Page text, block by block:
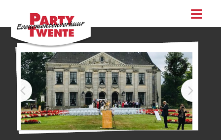
assortiment
evenementen
feesten
bestellen
contact